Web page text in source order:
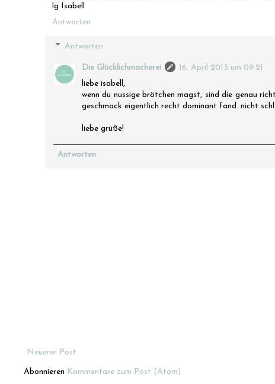
lg Isabell
Antworten
Antworten
Die Glücklichmacherei
16. April 2013 um 09:21
liebe isabell,
wenn du nussige brötchen magst, sind die genau
geschmack eigentlich recht dominant fand. nicht
liebe grüße!
Antworten
Neuerer Post
Abonnieren Kommentare zum Post (Atom)